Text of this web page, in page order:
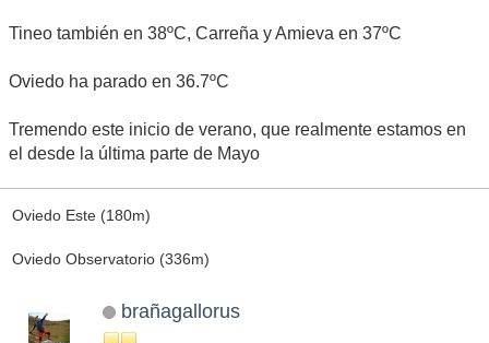
Tineo también en 38ºC, Carreña y Amieva en 37ºC
Oviedo ha parado en 36.7ºC
Tremendo este inicio de verano, que realmente estamos en
el desde la última parte de Mayo
Oviedo Este (180m)
Oviedo Observatorio (336m)
brañagallorus